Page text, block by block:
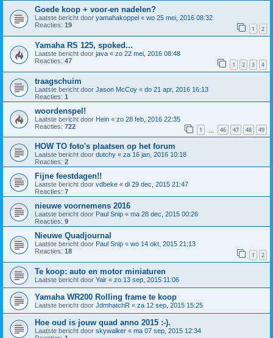
Goede koop + voor-en nadelen?
Laatste bericht door yamahakoppel « wo 25 mei, 2016 08:32
Reacties: 19 1 2
Yamaha RS 125, spoked...
Laatste bericht door java « zo 22 mei, 2016 08:48
Reacties: 47 1 2 3 4
traagschuim
Laatste bericht door Jason McCoy « do 21 apr, 2016 16:13
Reacties: 1
woordenspel!
Laatste bericht door Hein « zo 28 feb, 2016 22:35
Reacties: 722 1 46 47 48 49
HOW TO foto's plaatsen op het forum
Laatste bericht door dutchy « za 16 jan, 2016 10:18
Reacties: 2
Fijne feestdagen!!
Laatste bericht door vdbeke « di 29 dec, 2015 21:47
Reacties: 7
nieuwe voornemens 2016
Laatste bericht door Paul Snip « ma 28 dec, 2015 00:26
Reacties: 9
Nieuwe Quadjournal
Laatste bericht door Paul Snip « wo 14 okt, 2015 21:13
Reacties: 18 1 2
Te koop: auto en motor miniaturen
Laatste bericht door Yair « zo 13 sep, 2015 11:06
Yamaha WR200 Rolling frame te koop
Laatste bericht door JdmhatchR « za 12 sep, 2015 15:25
Hoe oud is jouw quad anno 2015 :-).
Laatste bericht door skywalker « ma 07 sep, 2015 12:34